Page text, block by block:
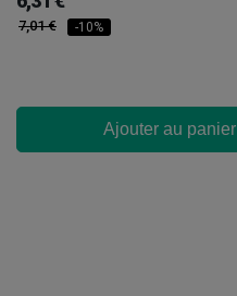
7,01 € -10%
Ajouter au panier